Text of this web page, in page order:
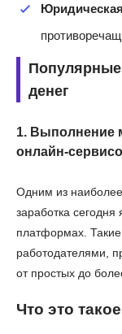
Популярные
денег
1. Выполнение
онлайн-
Одним из
заработка
платформах.
работодателями,
от простых до
Что это